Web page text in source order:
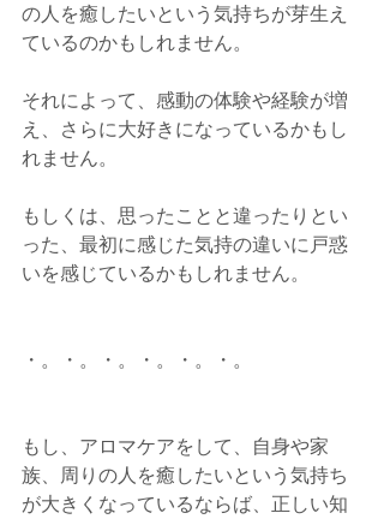
の人を癒したいという気持ちが芽生え
ているのかもしれません。
それによって、感動の体験や経験が増
え、さらに大好きになっているかもし
れません。
もしくは、思ったことと違ったりとい
った、最初に感じた気持の違いに戸惑
いを感じているかもしれません。
・。・。・。・。・。・。
もし、アロマケアをして、自身や家
族、周りの人を癒したいという気持ち
が大きくなっているならば、正しい知